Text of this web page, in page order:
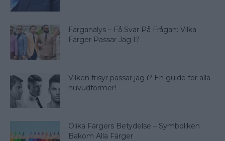
Färganalys – Få Svar På Frågan: Vilka
Färger Passar Jag I?
Vilken frisyr passar jag i? En guide för alla
huvudformer!
Olika Färgers Betydelse – Symboliken
Bakom Alla Färger